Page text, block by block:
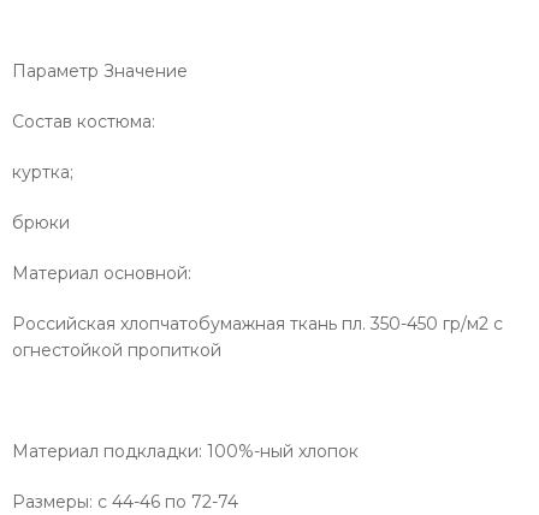
Параметр Значение
Состав костюма:
куртка;
брюки
Материал основной:
Российская хлопчатобумажная ткань пл. 350-450 гр/м2 с
огнестойкой пропиткой
Материал подкладки: 100%-ный хлопок
Размеры: с 44-46 по 72-74